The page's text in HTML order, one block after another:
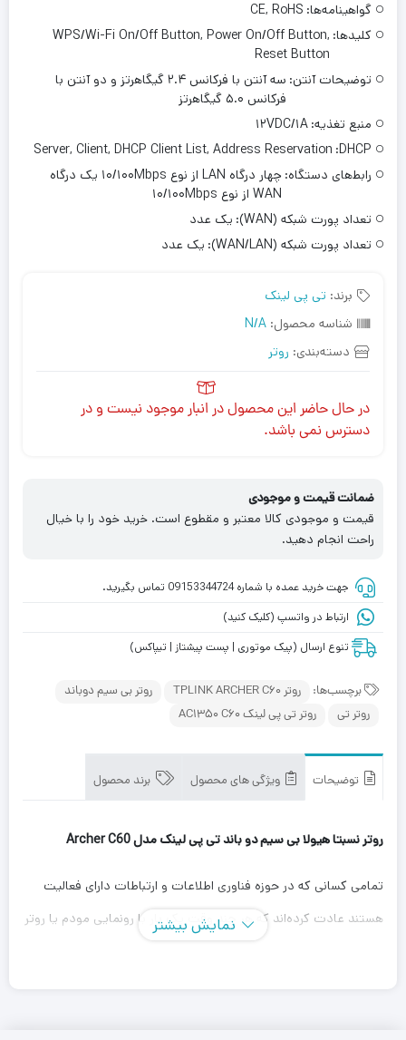
گواهینامه‌‌ها: CE, RoHS
کلیدها: WPS/Wi-Fi On/Off Button, Power On/Off Button,
Reset Button
توضیحات آنتن:
سه آنتن با فرکانس ۲.۴ گیگاهرتز و دو آنتن با
فرکانس ۵.۰ گیگاهرتز
منبع تغذیه: ۱۲VDC/۱A
DHCP:
Server, Client, DHCP Client List, Address Reservation
رابط‌های دستگاه:
چهار درگاه LAN از نوع ۱۰/۱۰۰Mbps یک درگاه
WAN از نوع ۱۰/۱۰۰Mbps
تعداد پورت شبکه (WAN):
یک عدد
تعداد پورت شبکه (WAN/LAN):
یک عدد
برند: تی پی لینک
شناسه محصول: N/A
دسته‌بندی: روتر
در حال حاضر این محصول در انبار موجود نیست و در
دسترس نمی باشد.
ضمانت قیمت و موجودی
قیمت و موجودی کالا معتبر و مقطوع است. خرید خود را با خیال
راحت انجام دهید.
جهت خرید عمده با شماره 09153344724 تماس بگیرید.
ارتباط در واتسپ (کلیک کنید)
تنوع ارسال (پیک موتوری | پست پیشتاز | تیپاکس)
برچسب‌ها: روتر TPLINK ARCHER C60
روتر بی سیم دوباند
روتر تی
روتر تی پی لینک AC1350 C60
توضیحات ویژگی های محصول برند محصول
روتر نسبتا هیولا بی سیم دو باند تی پی لینک مدل Archer C60
تمامی کسانی که در حوزه فناوری اطلاعات و ارتباطات دارای فعالیت
هستند عادت کرده‌اند که هر چند وقت یک بار با رونمایی مودم یا روتر
نمایش بیشتر